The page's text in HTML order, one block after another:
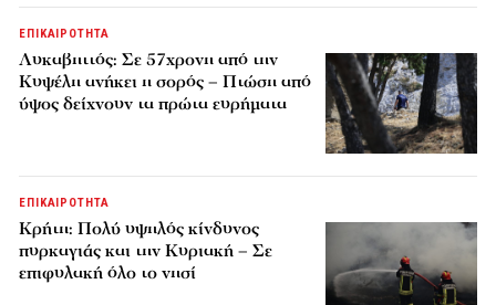
ΕΠΙΚΑΙΡΟΤΗΤΑ
Λυκαβηττός: Σε 57χρονη από την
Κυψέλη ανήκει η σορός – Πτώση από
ύψος δείχνουν τα πρώτα ευρήματα
ΕΠΙΚΑΙΡΟΤΗΤΑ
Κρήτη: Πολύ υψηλός κίνδυνος
πυρκαγιάς και την Κυριακή – Σε
επιφυλακή όλο το νησί